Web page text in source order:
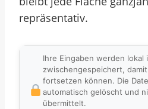
repräsentativ.
Ihre Eingaben werden lokal
zwischengespeichert,
fortsetzen können. Die
automatisch gelöscht und
übermittelt.